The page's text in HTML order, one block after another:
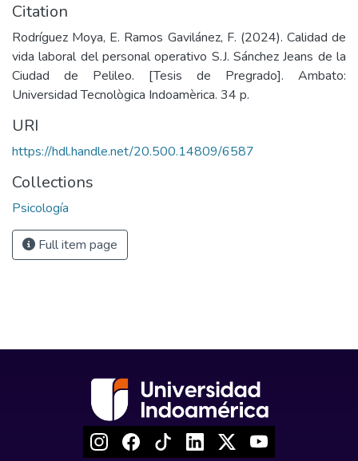
Citation
Rodríguez Moya, E. Ramos Gavilánez, F. (2024). Calidad de
vida laboral del personal operativo S.J. Sánchez Jeans de la
Ciudad de Pelileo. [Tesis de Pregrado]. Ambato:
Universidad Tecnològica Indoamèrica. 34 p.
URI
https://hdl.handle.net/20.500.14809/6587
Collections
Psicología
Full item page